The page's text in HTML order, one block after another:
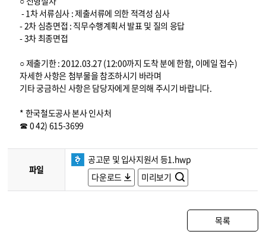
- 1차 서류심사 : 제출서류에 의한 적격성 심사
- 2차 심층면접 : 직무수행계획서 발표 및 질의 응답
- 3차 최종면접
○ 제출기한 : 2012.03.27 (12:00까지 도착 분에 한함, 이메일 접수)
자세한 사항은 첨부물을 참조하시기 바라며
기타 궁금하신 사항은 담당자에게 문의해 주시기 바랍니다.
* 한국철도공사 본사 인사처
☎ 0 42) 615-3699
파일
공고문 및 입사지원서 등1.hwp
다운로드
미리보기
목록